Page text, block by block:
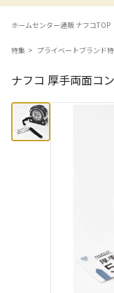
ホームセンター通販 ナフコTOP
特集 プライベートブランド
ナフコ 厚手両面コ